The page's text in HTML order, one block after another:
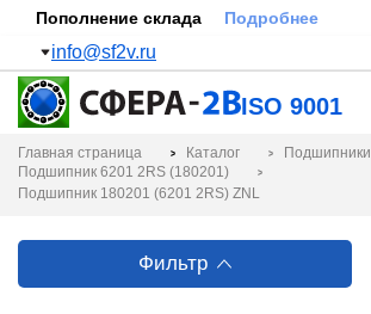
Пополнение склада Подробнее
info@sf2v.ru
ISO 9001
Главная страница Каталог
Подшипники
Подшипник 6201 2RS (180201)
Подшипник 180201 (6201 2RS) ZNL
Фильтр